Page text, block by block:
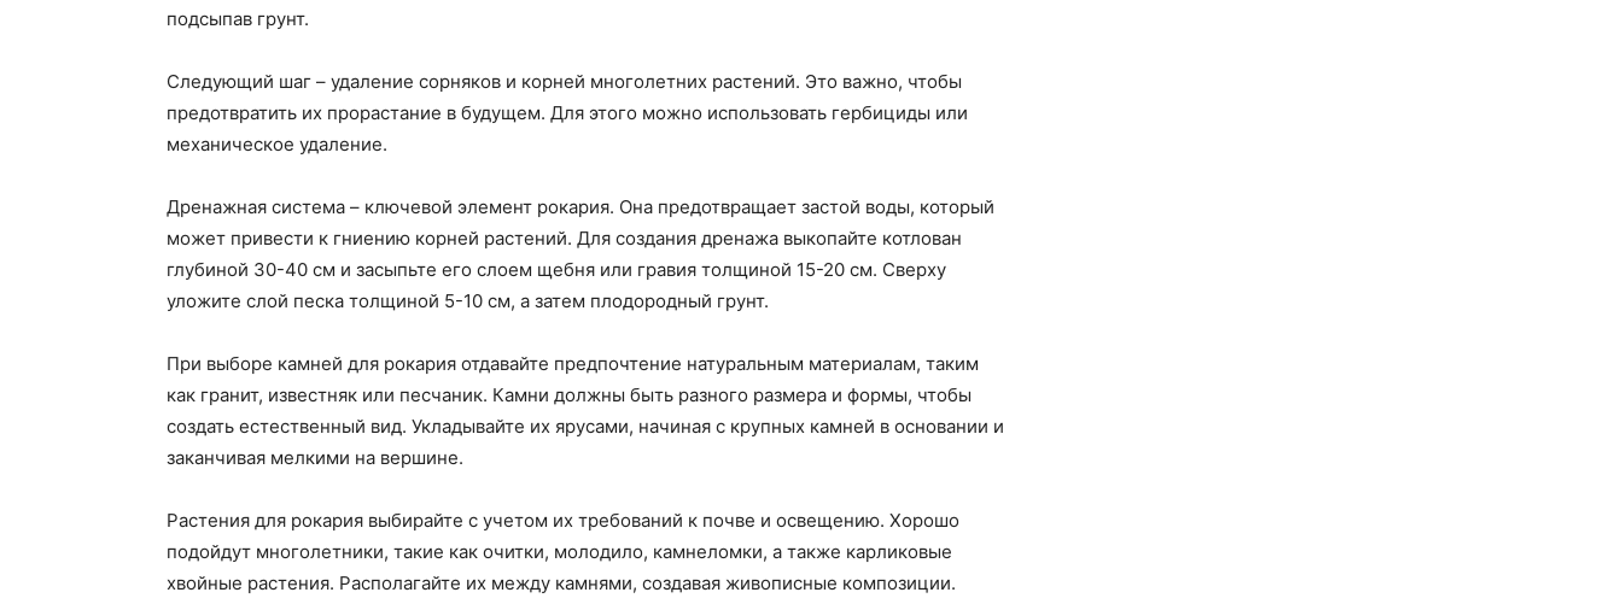
подсыпав грунт.
Следующий шаг – удаление сорняков и корней многолетних растений. Это важно, чтобы
предотвратить их прорастание в будущем. Для этого можно использовать гербициды или
механическое удаление.
Дренажная система – ключевой элемент рокария. Она предотвращает застой воды, который
может привести к гниению корней растений. Для создания дренажа выкопайте котлован
глубиной 30-40 см и засыпьте его слоем щебня или гравия толщиной 15-20 см. Сверху
уложите слой песка толщиной 5-10 см, а затем плодородный грунт.
При выборе камней для рокария отдавайте предпочтение натуральным материалам, таким
как гранит, известняк или песчаник. Камни должны быть разного размера и формы, чтобы
создать естественный вид. Укладывайте их ярусами, начиная с крупных камней в основании и
заканчивая мелкими на вершине.
Растения для рокария выбирайте с учетом их требований к почве и освещению. Хорошо
подойдут многолетники, такие как очитки, молодило, камнеломки, а также карликовые
хвойные растения. Располагайте их между камнями, создавая живописные композиции.